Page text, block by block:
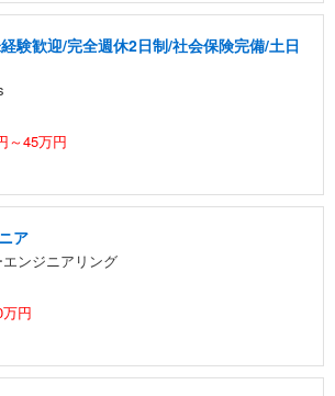
験歓迎/完全週休2日制/社会保険完備/土日
～45万円
ア
ンジニアリング
円